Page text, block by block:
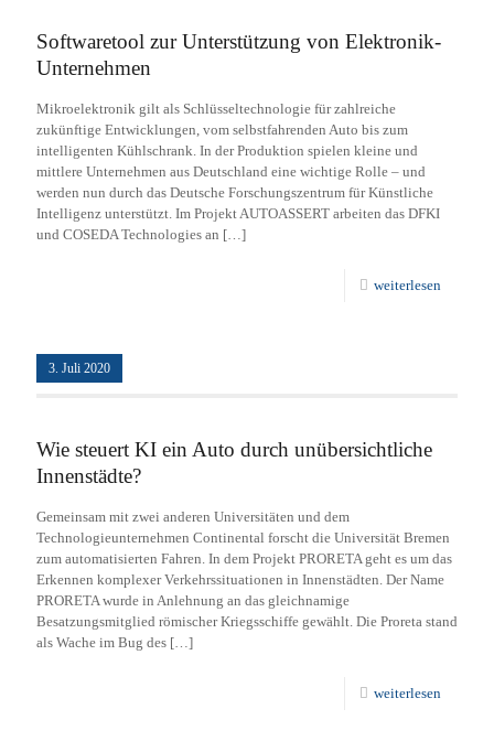
Softwaretool zur Unterstützung von Elektronik-
Unternehmen
Mikroelektronik gilt als Schlüsseltechnologie für zahlreiche
zukünftige Entwicklungen, vom selbstfahrenden Auto bis zum
intelligenten Kühlschrank. In der Produktion spielen kleine und
mittlere Unternehmen aus Deutschland eine wichtige Rolle – und
werden nun durch das Deutsche Forschungszentrum für Künstliche
Intelligenz unterstützt. Im Projekt AUTOASSERT arbeiten das DFKI
und COSEDA Technologies an […]
weiterlesen
3. Juli 2020
Wie steuert KI ein Auto durch unübersichtliche
Innenstädte?
Gemeinsam mit zwei anderen Universitäten und dem
Technologieunternehmen Continental forscht die Universität Bremen
zum automatisierten Fahren. In dem Projekt PRORETA geht es um das
Erkennen komplexer Verkehrssituationen in Innenstädten. Der Name
PRORETA wurde in Anlehnung an das gleichnamige
Besatzungsmitglied römischer Kriegsschiffe gewählt. Die Proreta stand
als Wache im Bug des […]
weiterlesen